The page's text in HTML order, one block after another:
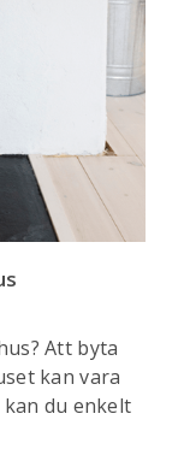
Att byta
kan vara
du enkelt